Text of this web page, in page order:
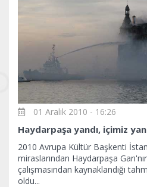
01 Aralık 2010 - 16:26
Haydarpaşa yandı, içimiz
2010 Avrupa Kültür Başkenti
miraslarından Haydarpaşa
çalışmasından kaynaklandığı
oldu...